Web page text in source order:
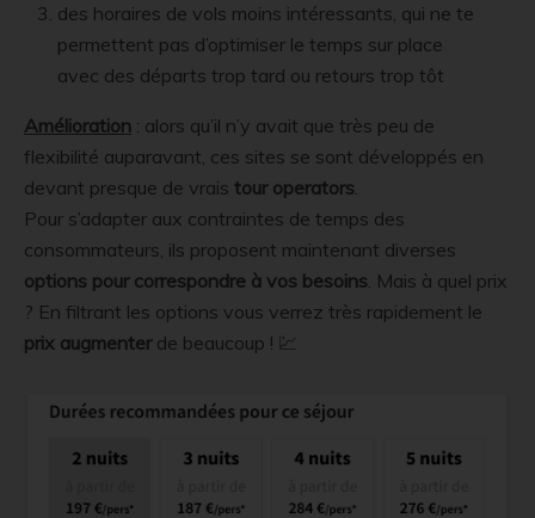
des horaires de vols moins intéressants, qui ne te
permettent pas d’optimiser le temps sur place
avec des départs trop tard ou retours trop tôt
Amélioration : alors qu’il n’y avait que très peu de
flexibilité auparavant, ces sites se sont développés en
devant presque de vrais tour operators.
Pour s’adapter aux contraintes de temps des
consommateurs, ils proposent maintenant diverses
options pour correspondre à vos besoins. Mais à quel prix
? En filtrant les options vous verrez très rapidement le
prix augmenterde beaucoup ! 💹